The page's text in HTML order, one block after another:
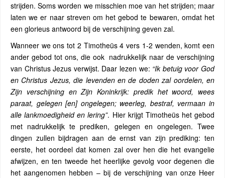
strijden. Soms worden we misschien moe van het strijden; maar
laten we er naar streven om het gebod te bewaren, omdat het
een glorieus antwoord bij de verschijning geven zal.
Wanneer we ons tot 2 Timotheüs 4 vers 1-2 wenden, komt een
ander gebod tot ons, die ook nadrukkelijk naar de verschijning
van Christus Jezus verwijst. Daar lezen we: “Ik betuig voor God
en Christus Jezus, die levenden en de doden zal oordelen, en
Zijn verschijning en Zijn Koninkrijk: predik het woord, wees
paraat, gelegen [en] ongelegen; weerleg, bestraf, vermaan in
alle lankmoedigheid en lering”. Hier krijgt Timotheüs het gebod
met nadrukkelijk te prediken, gelegen en ongelegen. Twee
dingen zullen bijdragen aan de ernst van zijn prediking: ten
eerste, het oordeel dat komen zal over hen die het evangelie
afwijzen, en ten tweede het heerlijke gevolg voor degenen die
het aangenomen hebben – bij de verschijning van onze Heer